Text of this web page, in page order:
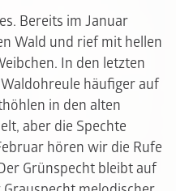
Bereits im Januar
Wald und rief mit hellen
In den letzten
häufiger auf
in den alten
aber die Spechte
hören wir die Rufe
Grünspecht bleibt auf